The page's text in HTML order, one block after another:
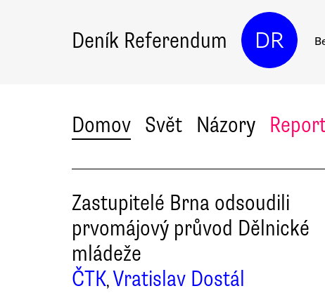
Deník Referendum DR
Domov Svět Názory
Zastupitelé Brna odsoudili
prvomájový průvod Dělnické
mládeže
ČTK, Vratislav Dostál